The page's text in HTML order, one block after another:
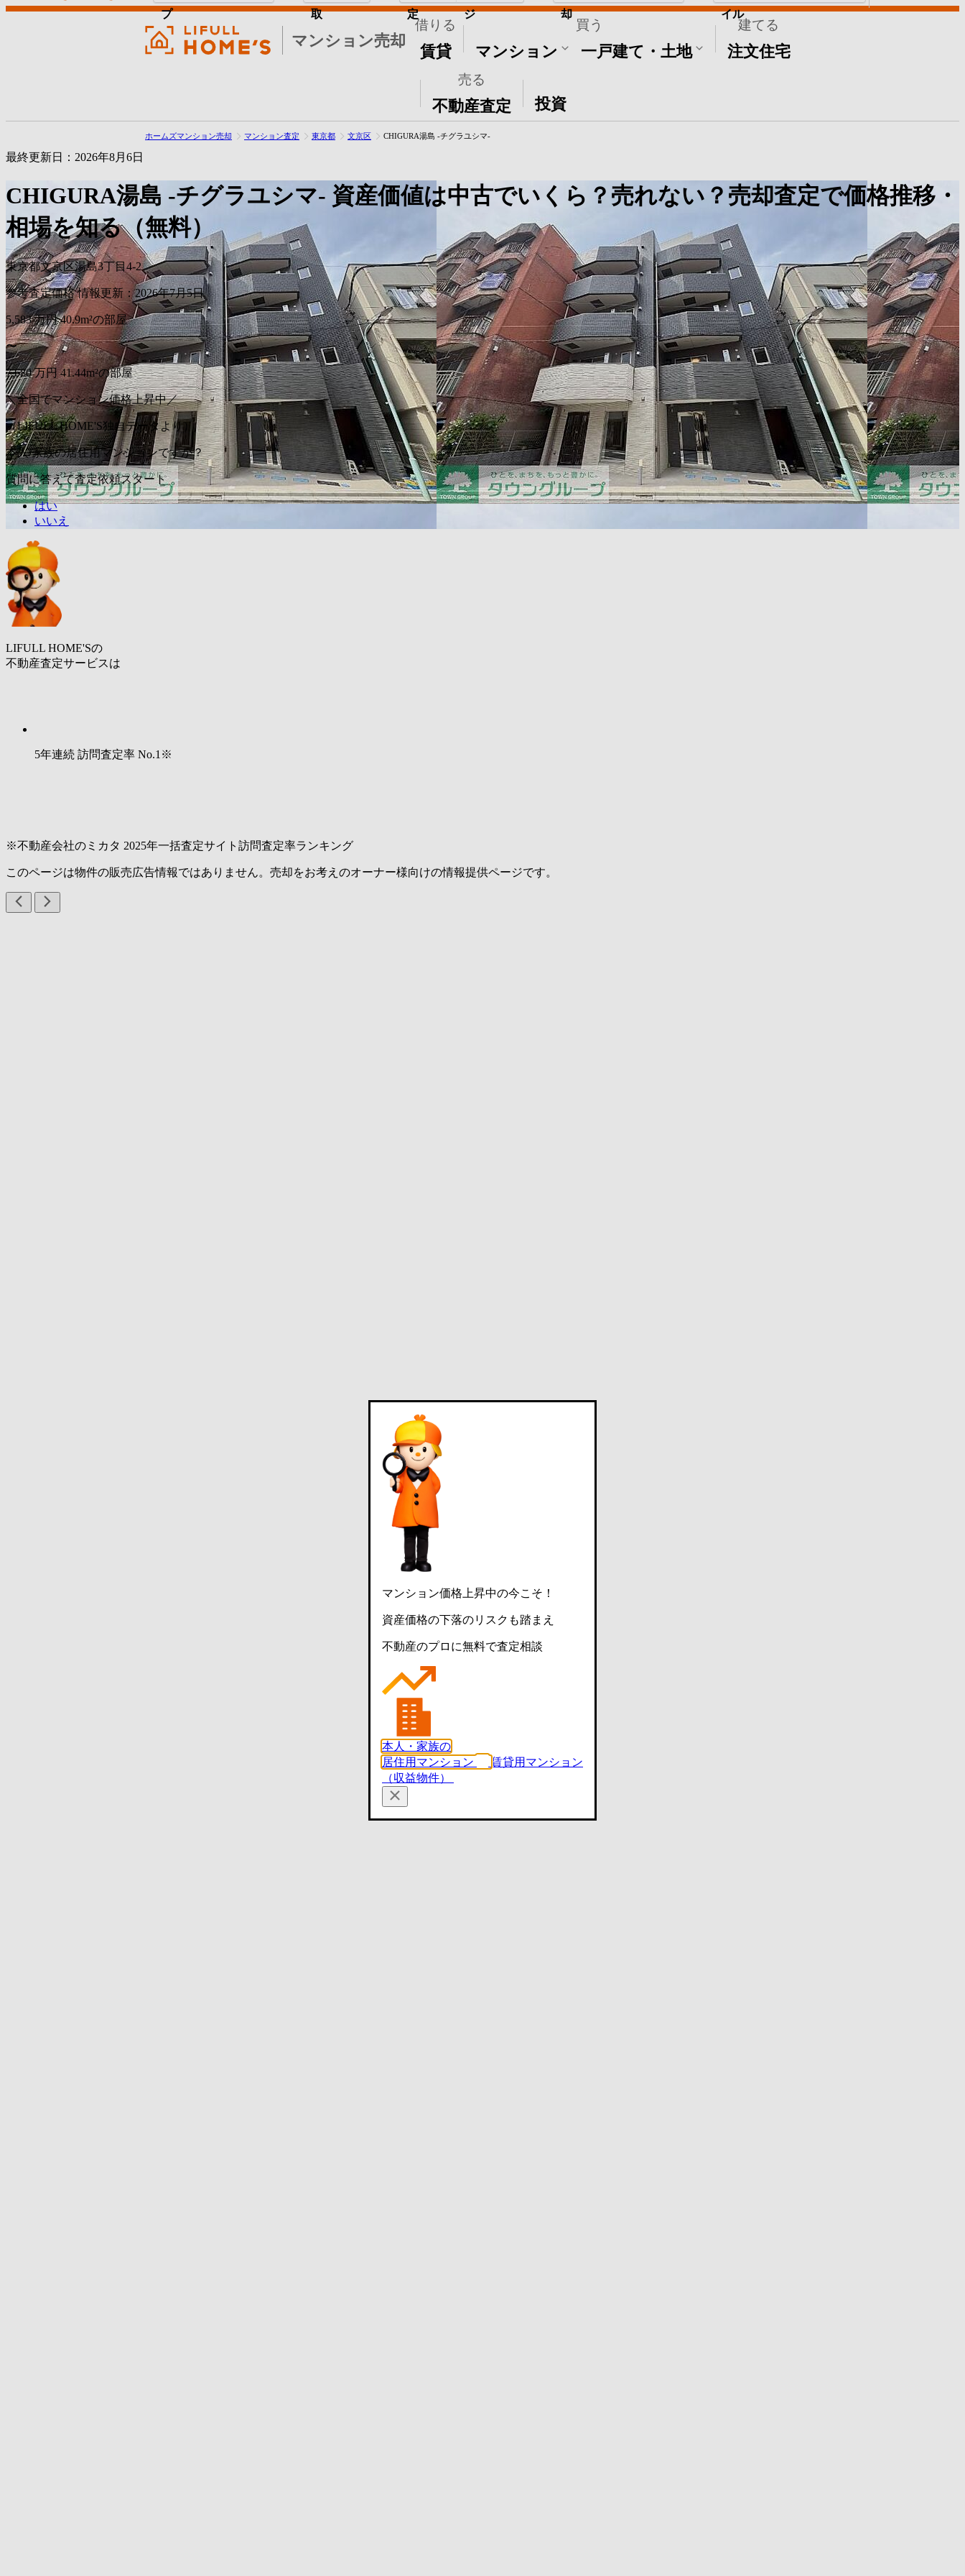
マンション売却
借りる
賃貸
買う
マンション 一戸建て・土地
建てる
注文住宅
売る
不動産査定
その他
投資
プ 取 定 ジ 却 イル
ホームズマンション売却 マンション査定 東京都 文京区 CHIGURA湯島 -チグラユシマ-
最終更新日：2026年8月6日
CHIGURA湯島 -チグラユシマ- 資産価値は中古でいくら？売れない？売却査定で価格推移・
相場を知る（無料）
東京都文京区湯島3丁目4-2
参考査定価格 情報更新：2026年7月5日
5,583 万円 40.9m²の部屋
〜
7,680 万円 41.44m²の部屋
＼全国でマンション価格上昇中／
（LIFULL HOME'S独自データより）
本人/家族の居住用マンションですか？
質問に答えて査定依頼スタート
はい
いいえ
LIFULL HOME'Sの
不動産査定サービスは
5年連続 訪問査定率 No.1 ※
※不動産会社のミカタ 2025年一括査定サイト訪問査定率ランキング
このページは物件の販売広告情報ではありません。売却をお考えのオーナー様向けの情報提供ページです。
マンション価格上昇中の今こそ！
資産価格の下落のリスクも踏まえ
不動産のプロに無料で査定相談
本人・家族の
居住用マンション
賃貸用マンション
（収益物件）